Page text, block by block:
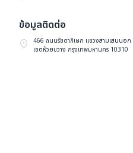
ข้อมูลติดต่อ
466 ถนนรัชดาภิเษก แขวงสามเสนนอก
เขตห้วยขวาง กรุงเทพมหานคร 10310